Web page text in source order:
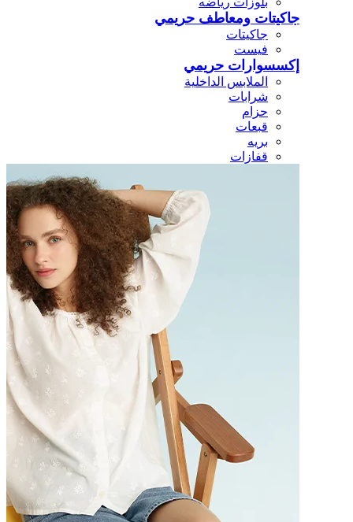
جاكيتات ومعاطف حريمي
جاكيتات
فيست
إكسسوارات حريمي
الملابس الداخلية
شرابات
حزام
قبعات
بريه
قفازات